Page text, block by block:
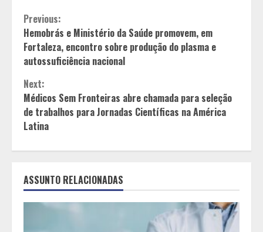
Continue
Reading
Previous:
Hemobrás e Ministério da Saúde promovem, em
Fortaleza, encontro sobre produção do plasma e
autossuficiência nacional
Next:
Médicos Sem Fronteiras abre chamada para seleção
de trabalhos para Jornadas Científicas na América
Latina
ASSUNTO RELACIONADAS